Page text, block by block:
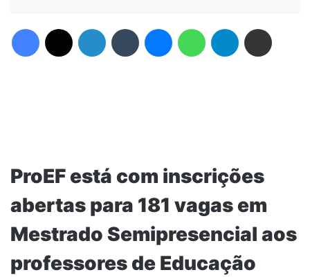
ProEF está com inscrições
abertas para 181 vagas em
Mestrado Semipresencial aos
professores de Educação